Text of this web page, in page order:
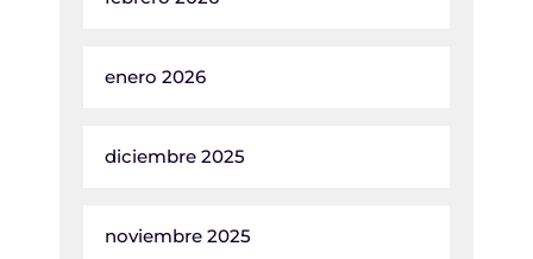
enero 2026
diciembre 2025
noviembre 2025